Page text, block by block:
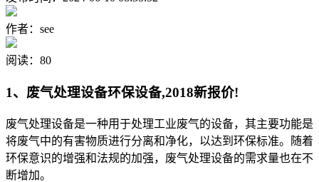
作者：see
阅读：80
1、废气处理设备环保设备,2018新报价!
废气处理设备是一种用于处理工业废气的设备，其主要功能是
将废气中的有害物质进行分离和净化，以达到环保标准。随着
环保意识的增强和法规的加强，废气处理设备的需求量也在不
断增加。